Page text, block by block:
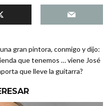
gran pintora, conmigo y dijo:
que tenemos … viene José
que lleve la guitarra?